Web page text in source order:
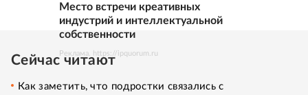
Место встречи креативных
индустрий и интеллектуальной
собственности
Реклама. https://ipquorum.ru
Сейчас читают
Как заметить, что подростки связались с